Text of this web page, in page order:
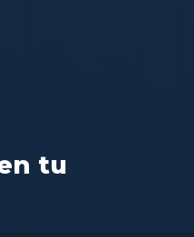
tu